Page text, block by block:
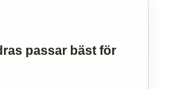
passar bäst för